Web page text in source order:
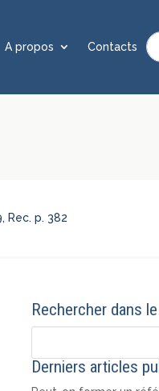
A propos Contacts
Rec. p. 382
Rechercher dans
Derniers articles